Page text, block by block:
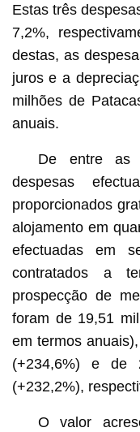
Estas três
7,2%,
destas, as
juros e a
milhões de
anuais.
De entre as
despesas
proporcionados
alojamento em
efectuadas em
contratados a
prospecção de
foram de 19,51
em termos
(+234,6%) e de
(+232,2%),
O valor